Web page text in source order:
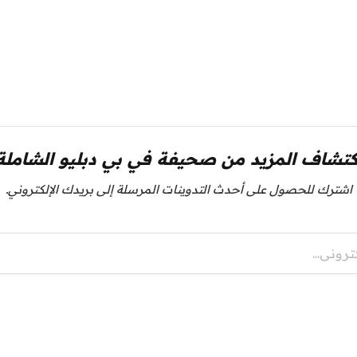
المزيد من صحيفة في بي دبليو
اشترك للحصول على أحدث التدوينات المرسلة إلى بريدك الإلكتروني.